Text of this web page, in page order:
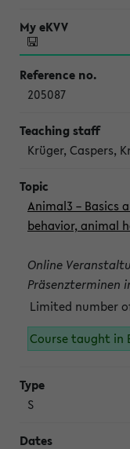
205087
Krüger, Caspers,
Animal3 – Basics
behavior, animal
Online
Präsenzterminen
Limited number
Course taught in
S